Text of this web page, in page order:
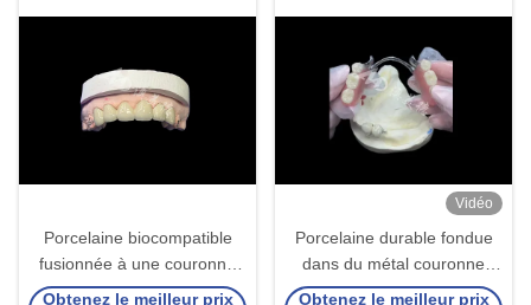
Porcelaine biocompatible
fusionnée à une couronne
métallique haute durabilité
Obtenez le meilleur prix
Vidéo
Porcelaine durable fondue
dans du métal couronne
dentaire PFM couronne pour
Obtenez le meilleur prix